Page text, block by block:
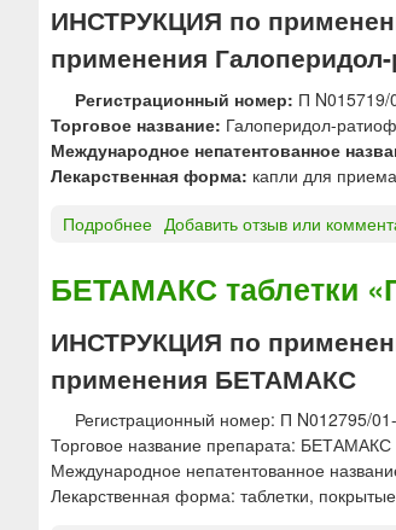
Т
р
с
т
в
о
я
н
т
р
и
м
ы
П
Е
И
Д
О
Л
Ф
Р
Е
Й
Н
®
а
ИНСТРУКЦИЯ по
применения
Регистрационный номер: П N015719/
Торговое название: Галоперидол-
Международное непатентованное
Лекарственная форма: капли для
Подробнее
а
л
п
е
и
д
о
л
Добавить отзыв или
БЕТАМАКС таблетки
ИНСТРУКЦИЯ по
применения БЕТАМАКС
Регистрационный номер: П N012795/
Торговое название препарата: БЕТАМАКС
Международное непатентованное
Лекарственная форма: таблетки,